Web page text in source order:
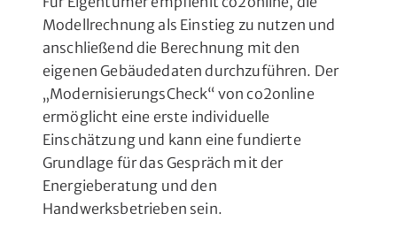
Modellrechnung als Einstieg zu nutzen und
anschließend die Berechnung mit den
eigenen Gebäudedaten durchzuführen. Der
„ModernisierungsCheck“ von co2online
ermöglicht eine erste individuelle
Einschätzung und kann eine fundierte
Grundlage für das Gespräch mit der
Energieberatung und den
Handwerksbetrieben sein.